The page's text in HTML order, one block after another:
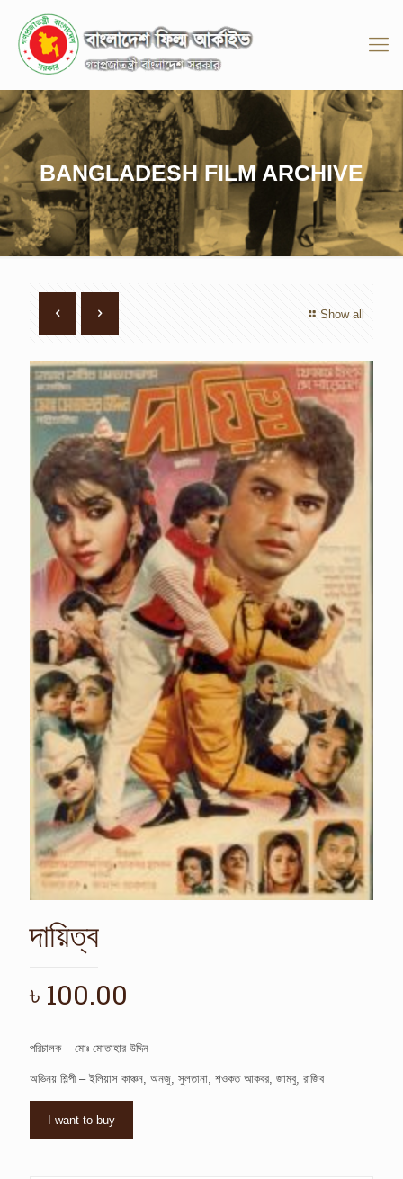
BANGLADESH FILM ARCHIVE
Show all
দায়িত্ব
৳ 100.00
পরিচালক – মোঃ মোতাহার উদ্দিন
অভিনয় শিল্পী – ইলিয়াস কাঞ্চন, অনজু, সুলতানা, শওকত আকবর, জামবু, রাজিব
I want to buy